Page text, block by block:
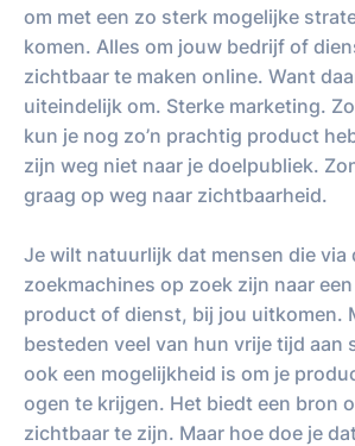
om met een zo sterk mogelijke
komen. Alles om jouw bedrijf of
zichtbaar te maken online. Want
uiteindelijk om. Sterke marketing.
kun je nog zo’n prachtig product
zijn weg niet naar je doelpubliek.
graag op weg naar zichtbaarheid.
Je wilt natuurlijk dat mensen die via
zoekmachines op zoek zijn naar
product of dienst, bij jou uitkomen.
besteden veel van hun vrije tijd aan
ook een mogelijkheid is om je
ogen te krijgen. Het biedt een bron
zichtbaar te zijn. Maar hoe doe je